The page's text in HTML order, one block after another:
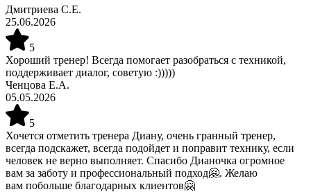
Дмитриева С.Е.
25.06.2026
5
Хороший тренер! Всегда помогает разобраться с техникой,
поддерживает диалог, советую :)))))
Ченцова Е.А.
05.05.2026
5
Хочется отметить тренера Диану, очень гранный тренер,
всегда подскажет, всегда подойдет и поправит технику, если
человек не верно выполняет. Спасибо Дианочка огромное
вам за заботу и профессиональный подход🤗. Желаю
вам побольше благодарных клиентов🤗